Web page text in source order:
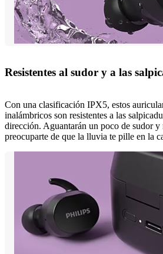
Resistentes al sudor y a las
Con una clasificación IPX5, estos
inalámbricos son resistentes a las
dirección. Aguantarán un poco de sudor y
preocuparte de que la lluvia te pille en la